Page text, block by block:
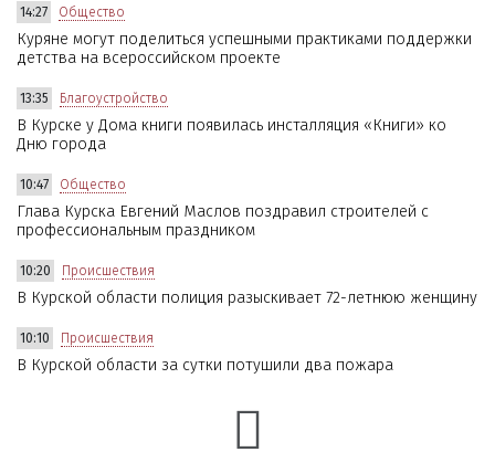
14:27 Общество
Куряне могут поделиться успешными практиками поддержки
детства на всероссийском проекте
13:35 Благоустройство
В Курске у Дома книги появилась инсталляция «Книги» ко
Дню города
10:47 Общество
Глава Курска Евгений Маслов поздравил строителей с
профессиональным праздником
10:20 Происшествия
В Курской области полиция разыскивает 72-летнюю женщину
10:10 Происшествия
В Курской области за сутки потушили два пожара